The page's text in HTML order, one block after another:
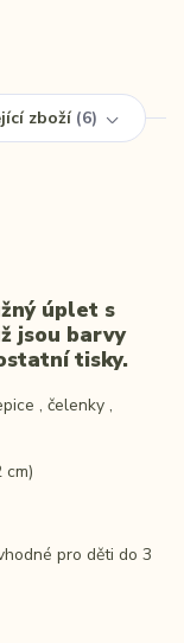
zboží 6
úplet s
jsou barvy
tisky.
, čelenky ,
pro děti do 3